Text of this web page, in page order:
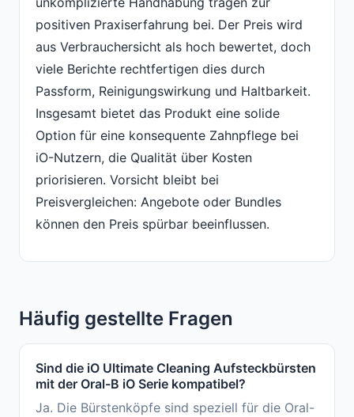
positiven Praxiserfahrung bei. Der Preis wird
aus Verbrauchersicht als hoch bewertet, doch
viele Berichte rechtfertigen dies durch
Passform, Reinigungswirkung und Haltbarkeit.
Insgesamt bietet das Produkt eine solide
Option für eine konsequente Zahnpflege bei
iO-Nutzern, die Qualität über Kosten
priorisieren. Vorsicht bleibt bei
Preisvergleichen: Angebote oder Bundles
können den Preis spürbar beeinflussen.
Häufig gestellte Fragen
Sind die iO Ultimate Cleaning Aufsteckbürsten
mit der Oral-B iO Serie kompatibel?
Ja. Die Bürstenköpfe sind speziell für die Oral-